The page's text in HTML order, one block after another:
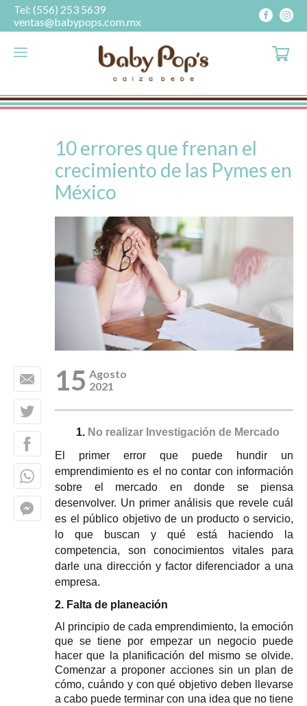
Tel: (556) 253 5639
ventas@babypops.com.mx
10 errores que frenan el
crecimiento de las Pymes en
México
15 Agosto
2021
No realizar Investigación de Mercado
El primer error que puede hundir un
emprendimiento es el no contar con información
sobre el mercado en donde se piensa
desenvolver. Un primer análisis que revele cuál
es el público objetivo de un producto o servicio,
lo que buscan y qué está haciendo la
competencia, son conocimientos vitales para
darle una dirección y factor diferenciador a una
empresa.
2. Falta de planeación
Al principio de cada emprendimiento, la emoción
que se tiene por empezar un negocio puede
hacer que la planificación del mismo se olvide.
Comenzar a proponer acciones sin un plan de
cómo, cuándo y con qué objetivo deben llevarse
a cabo puede terminar con una idea que no tiene